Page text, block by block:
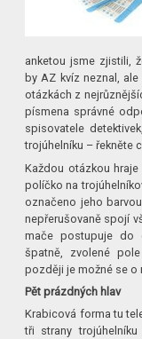
anketou jsme zjistili,
by AZ kvíz neznal,
otázkách z
písmena správné
spisovatele
trojúhelníku – řekněte
Každou otázkou
políčko na
označeno jeho
nepřerušovaně spojí
mače postupuje do
špatně, zvolené
později je možné se o
Pět prázdných hlav
Krabicová forma tu
tři strany